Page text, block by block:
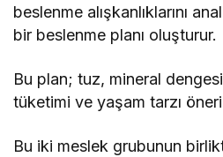
beslenme alışkanlıklarını
bir beslenme planı oluşturur.
Bu plan; tuz, mineral dengesi,
tüketimi ve yaşam tarzı
Bu iki meslek grubunun